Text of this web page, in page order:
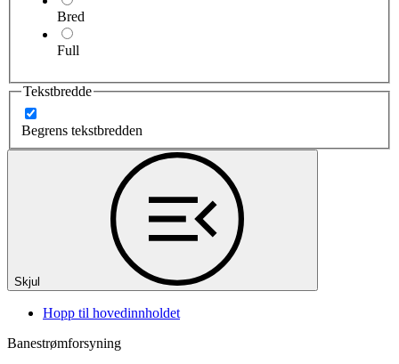
Bred
Full
Tekstbredde
Begrens tekstbredden
Skjul
Hopp til hovedinnholdet
Banestrømforsyning